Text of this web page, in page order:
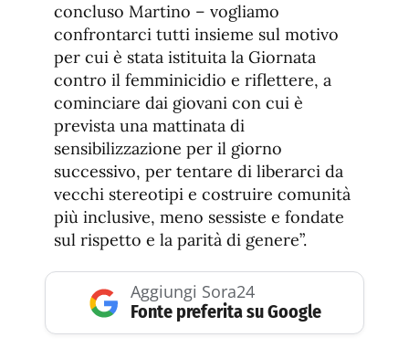
concluso Martino – vogliamo
confrontarci tutti insieme sul motivo
per cui è stata istituita la Giornata
contro il femminicidio e riflettere, a
cominciare dai giovani con cui è
prevista una mattinata di
sensibilizzazione per il giorno
successivo, per tentare di liberarci da
vecchi stereotipi e costruire comunità
più inclusive, meno sessiste e fondate
sul rispetto e la parità di genere”.
Aggiungi Sora24
Fonte preferita su Google